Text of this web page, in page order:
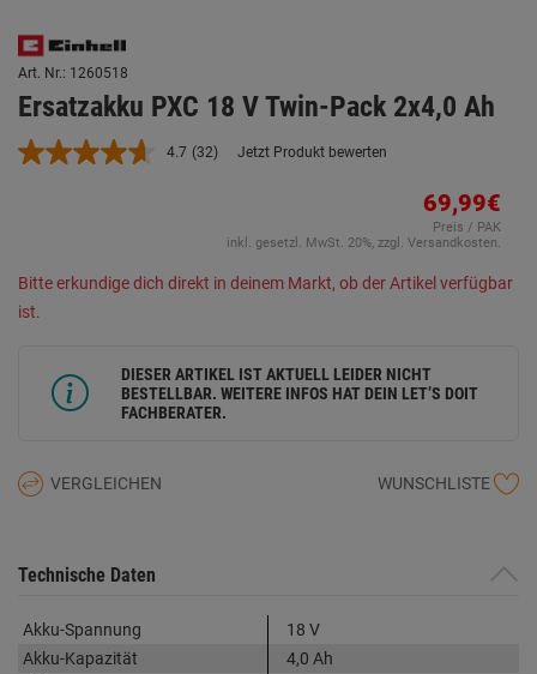
Art. Nr.: 1260518
Ersatzakku PXC 18 V Twin-Pack 2x4,0 Ah
4.7 32
derselben
Seite.
(32) Jetzt Produkt bewerten
69,99€
Preis / PAK
inkl. gesetzl. MwSt. 20%, zzgl. Versandkosten.
Bitte erkundige dich direkt in deinem Markt, ob der Artikel verfügbar
ist.
DIESER ARTIKEL IST AKTUELL LEIDER NICHT
BESTELLBAR. WEITERE INFOS HAT DEIN LET’S DOIT
FACHBERATER.
VERGLEICHEN WUNSCHLISTE
Technische Daten
Akku-Spannung
18 V
Akku-Kapazität
4,0 Ah